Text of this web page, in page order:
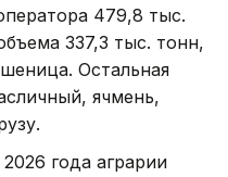
479,8 тыс.
337,3 тыс. тонн,
Остальная
ячмень,
года аграрии